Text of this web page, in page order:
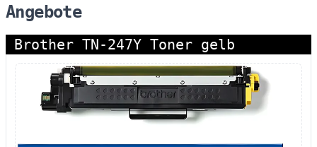
Angebote
Brother TN-247Y Toner gelb